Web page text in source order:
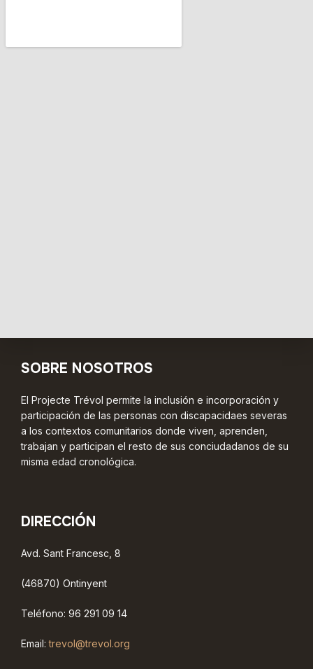
SOBRE NOSOTROS
El Projecte Trévol permite la inclusión e incorporación y
participación de las personas con discapacidaes severas
a los contextos comunitarios donde viven, aprenden,
trabajan y participan el resto de sus conciudadanos de su
misma edad cronológica.
DIRECCIÓN
Avd. Sant Francesc, 8
(46870) Ontinyent
Teléfono: 96 291 09 14
Email:trevol@trevol.org